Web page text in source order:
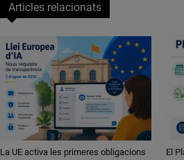
Articles relacionats
La UE activa les primeres obligacions
El